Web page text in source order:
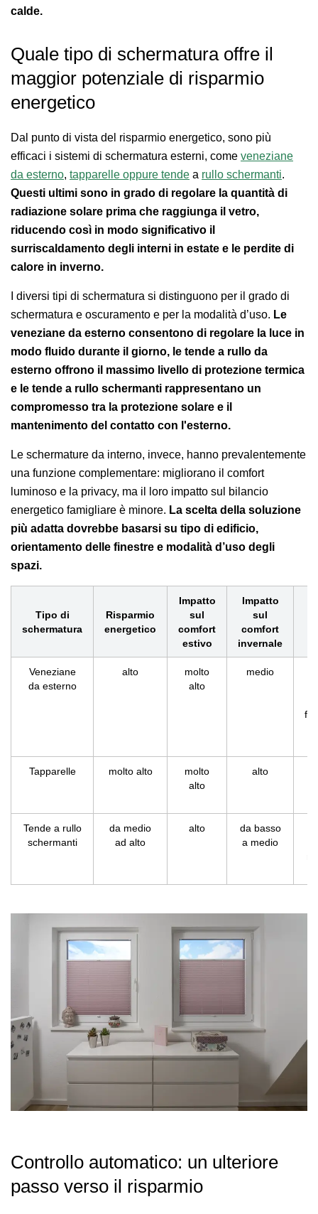
calde.
Quale tipo di schermatura offre il
maggior potenziale di risparmio
energetico
Dal punto di vista del risparmio energetico, sono più
efficaci i sistemi di schermatura esterni, come veneziane
da esterno, tapparelle oppure tende a rullo schermanti.
Questi ultimi sono in grado di regolare la quantità di
radiazione solare prima che raggiunga il vetro,
riducendo così in modo significativo il
surriscaldamento degli interni in estate e le perdite di
calore in inverno.
I diversi tipi di schermatura si distinguono per il grado di
schermatura e oscuramento e per la modalità d’uso. Le
veneziane da esterno consentono di regolare la luce in
modo fluido durante il giorno, le tende a rullo da
esterno offrono il massimo livello di protezione termica
e le tende a rullo schermanti rappresentano un
compromesso tra la protezione solare e il
mantenimento del contatto con l'esterno.
Le schermature da interno, invece, hanno prevalentemente
una funzione complementare: migliorano il comfort
luminoso e la privacy, ma il loro impatto sul bilancio
energetico famigliare è minore. La scelta della soluzione
più adatta dovrebbe basarsi su tipo di edificio,
orientamento delle finestre e modalità d’uso degli
spazi.
Tipo di
schermatura
Risparmio
energetico
Impatto
sul
comfort
estivo
Impatto
sul
comfort
invernale
Veneziane
da esterno
alto
molto
alto
medio
Tapparelle molto alto
molto
alto
alto
Tende a rullo
schermanti
da medio
ad alto
alto
da basso
a medio
Controllo automatico: un ulteriore
passo verso il risparmio